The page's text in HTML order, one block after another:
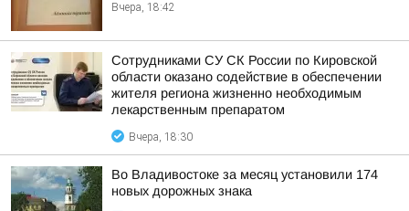
Вчера, 18:42
Сотрудниками СУ СК России по Кировской
области оказано содействие в обеспечении
жителя региона жизненно необходимым
лекарственным препаратом
Вчера, 18:30
Во Владивостоке за месяц установили 174
новых дорожных знака